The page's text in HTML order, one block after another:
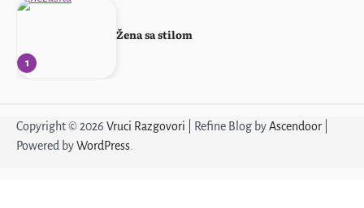
1
Žena sa stilom
Ponovo svoja!
Copyright © 2026 Vruci Razgovori | Refine Blog byAscendoor
Powered byWordPress.